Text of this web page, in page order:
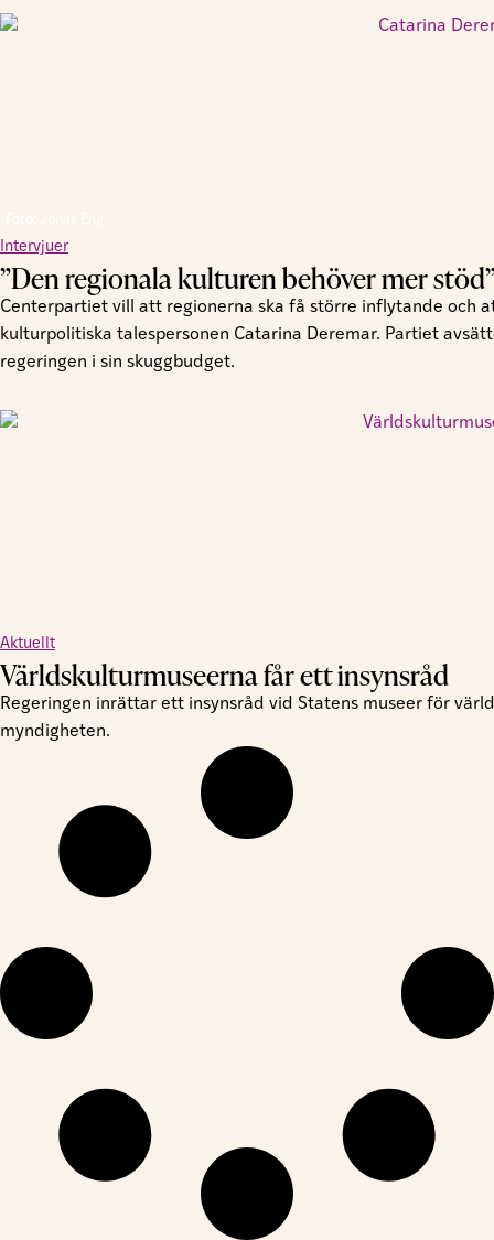
Intervjuer
”Den regionala kulturen behöver mer
Centerpartiet vill att regionerna ska få större inflytande och
kulturpolitiska talespersonen Catarina Deremar. Partiet
regeringen i sin skuggbudget.
Aktuellt
Världskulturmuseerna får ett insynsråd
Regeringen inrättar ett insynsråd vid Statens museer för
myndigheten.